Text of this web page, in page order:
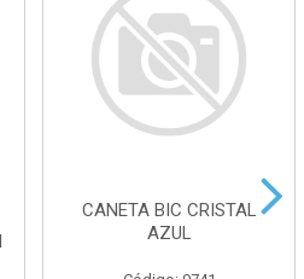
CANETA BIC CRISTAL
AZUL